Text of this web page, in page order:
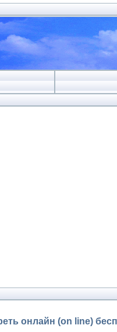
онлайн (on line)